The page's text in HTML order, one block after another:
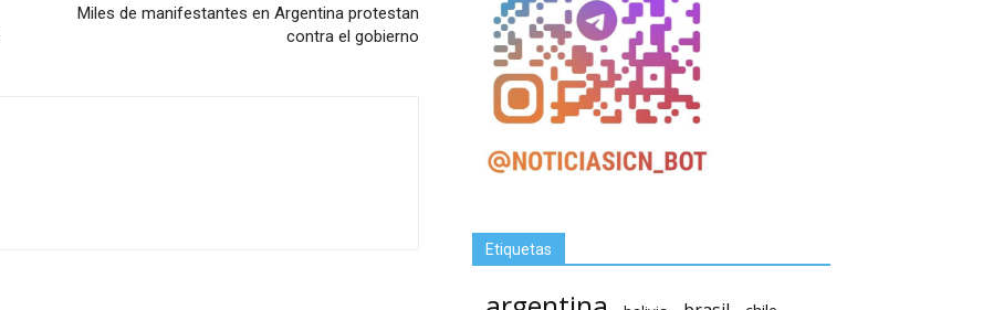
Miles de manifestantes en Argentina protestan
contra el gobierno
Etiquetas